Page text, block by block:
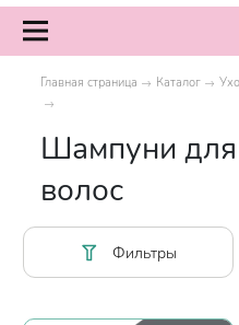
Главная страница Каталог
Шампуни для
волос
Фильтры